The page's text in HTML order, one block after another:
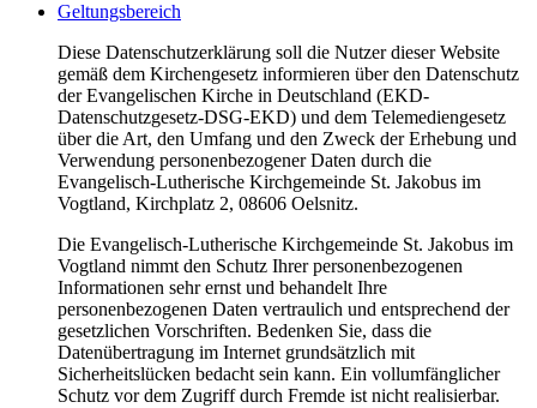
Geltungsbereich
Diese Datenschutzerklärung soll die Nutzer dieser Website
gemäß dem Kirchengesetz informieren über den Datenschutz
der Evangelischen Kirche in Deutschland (EKD-
Datenschutzgesetz-DSG-EKD) und dem Telemediengesetz
über die Art, den Umfang und den Zweck der Erhebung und
Verwendung personenbezogener Daten durch die
Evangelisch-Lutherische Kirchgemeinde St. Jakobus im
Vogtland, Kirchplatz 2, 08606 Oelsnitz.
Die Evangelisch-Lutherische Kirchgemeinde St. Jakobus im
Vogtland nimmt den Schutz Ihrer personenbezogenen
Informationen sehr ernst und behandelt Ihre
personenbezogenen Daten vertraulich und entsprechend der
gesetzlichen Vorschriften. Bedenken Sie, dass die
Datenübertragung im Internet grundsätzlich mit
Sicherheitslücken bedacht sein kann. Ein vollumfänglicher
Schutz vor dem Zugriff durch Fremde ist nicht realisierbar.